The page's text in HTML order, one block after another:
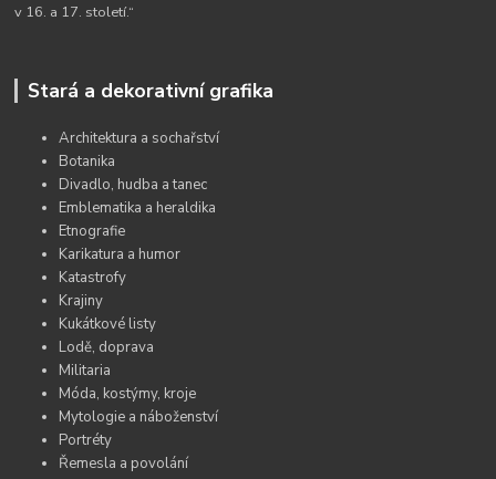
v 16. a 17. století.“
Stará a dekorativní grafika
Architektura a sochařství
Botanika
Divadlo, hudba a tanec
Emblematika a heraldika
Etnografie
Karikatura a humor
Katastrofy
Krajiny
Kukátkové listy
Lodě, doprava
Militaria
Móda, kostýmy, kroje
Mytologie a náboženství
Portréty
Řemesla a povolání